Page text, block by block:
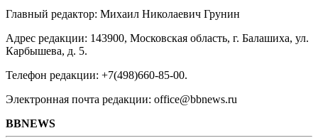
Главный редактор: Михаил Николаевич Грунин
Адрес редакции: 143900, Московская область, г. Балашиха, ул.
Карбышева, д. 5.
Телефон редакции: +7(498)660-85-00.
Электронная почта редакции: office@bbnews.ru
BBNEWS